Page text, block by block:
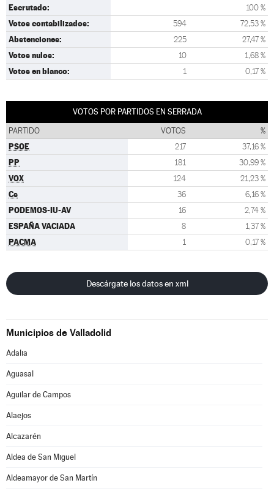
Escrutado: 100 %
Votos contabilizados: 594 72,53 %
Abstenciones: 225 27,47 %
Votos nulos: 10 1,68 %
Votos en blanco: 1 0,17 %
VOTOS POR PARTIDOS EN SERRADA
PARTIDO VOTOS %
PSOE 217 37,16 %
PP 181 30,99 %
VOX 124 21,23 %
Cs 36 6,16 %
PODEMOS-IU-AV 16 2,74 %
ESPAÑA VACIADA 8 1,37 %
PACMA 1 0,17 %
Descárgate los datos en xml
Municipios de Valladolid
Adalia
Aguasal
Aguilar de Campos
Alaejos
Alcazarén
Aldea de San Miguel
Aldeamayor de San Martín